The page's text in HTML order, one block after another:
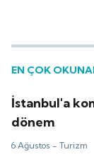
EN ÇOK
İstanbul'a
dönem
6 Ağustos -Turizm